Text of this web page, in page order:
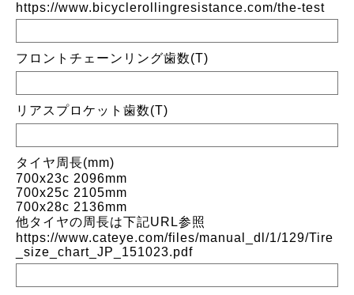
https://www.bicyclerollingresistance.com/the-test
フロントチェーンリング歯数(T)
リアスプロケット歯数(T)
タイヤ周長(mm)
700x23c 2096mm
700x25c 2105mm
700x28c 2136mm
他タイヤの周長は下記URL参照
https://www.cateye.com/files/manual_dl/1/129/Tire
_size_chart_JP_151023.pdf